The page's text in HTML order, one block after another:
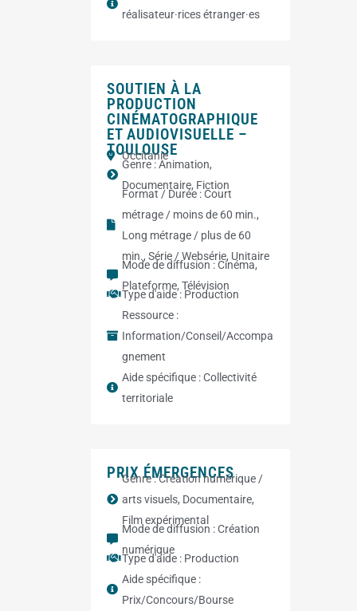
réalisateur·rices étranger·es
SOUTIEN À LA
PRODUCTION
CINÉMATOGRAPHIQUE
ET AUDIOVISUELLE –
TOULOUSE
Occitanie
Genre :Animation,
Documentaire, Fiction
Format / Durée :Court
métrage / moins de 60 min.,
Long métrage / plus de 60
min., Série / Websérie, Unitaire
Mode de diffusion :Cinéma,
Plateforme, Télévision
Type d'aide : Production
Ressource :
Information/Conseil/Accompa
gnement
Aide spécifique :Collectivité
territoriale
PRIX ÉMERGENCES
Genre :Création numérique /
arts visuels, Documentaire,
Film expérimental
Mode de diffusion :Création
numérique
Type d'aide : Production
Aide spécifique :
Prix/Concours/Bourse